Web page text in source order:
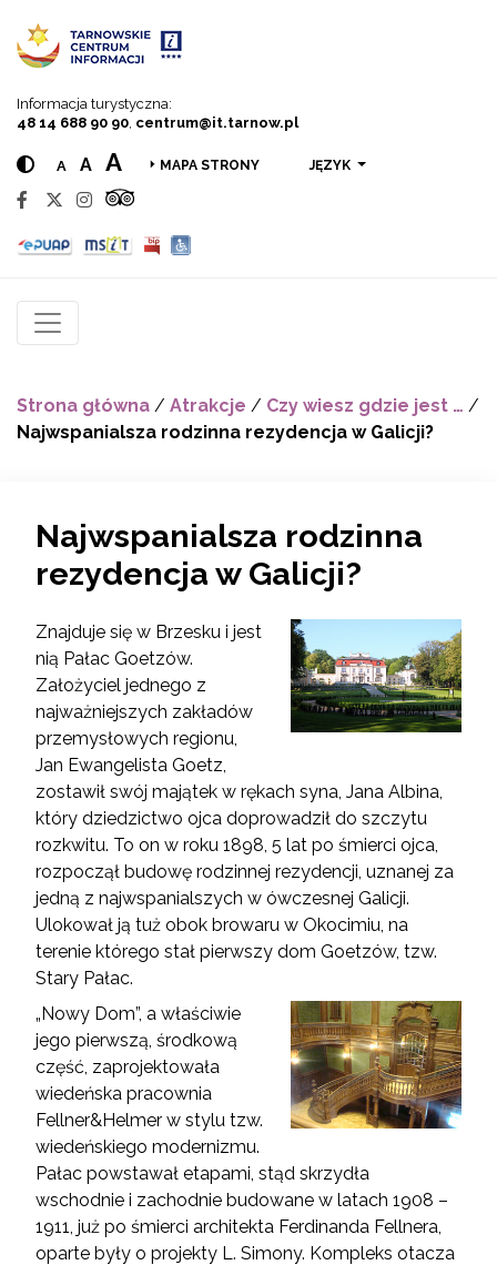
Informacja turystyczna:
48 14 688 90 90 centrum@it.tarnow.pl
A A A MAPA STRONY JĘZYK
Strona główna / Atrakcje / Czy wiesz gdzie jest … /
Najwspanialsza rodzinna rezydencja w Galicji?
Najwspanialsza rodzinna
rezydencja w Galicji?
Znajduje się w Brzesku i jest
nią Pałac Goetzów.
Założyciel jednego z
najważniejszych zakładów
przemysłowych regionu,
Jan Ewangelista Goetz,
zostawił swój majątek w rękach syna, Jana Albina,
który dziedzictwo ojca doprowadził do szczytu
rozkwitu. To on w roku 1898, 5 lat po śmierci ojca,
rozpoczął budowę rodzinnej rezydencji, uznanej za
jedną z najwspanialszych w ówczesnej Galicji.
Ulokował ją tuż obok browaru w Okocimiu, na
terenie którego stał pierwszy dom Goetzów, tzw.
Stary Pałac.
„Nowy Dom”, a właściwie
jego pierwszą, środkową
część, zaprojektowała
wiedeńska pracownia
Fellner&Helmer w stylu tzw.
wiedeńskiego modernizmu.
Pałac powstawał etapami, stąd skrzydła
wschodnie i zachodnie budowane w latach 1908 –
1911, już po śmierci architekta Ferdinanda Fellnera,
oparte były o projekty L. Simony. Kompleks otacza